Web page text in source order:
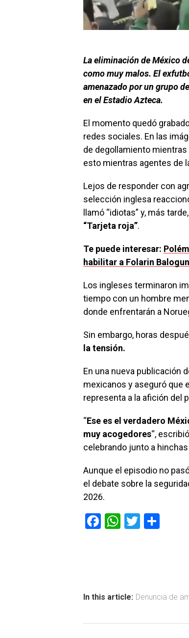
La eliminación de México
como muy malos. El
amenazado por un grupo
en el Estadio Azteca.
El momento quedó
redes sociales. En las
de degollamiento mientras
esto mientras agentes de
Lejos de responder con
selección inglesa
llamó “idiotas” y, más
“Tarjeta roja”.
Te puede interesar:
habilitar a Folarin
Los ingleses terminaron
tiempo con un hombre
donde enfrentarán a
Sin embargo, horas
la tensión.
En una nueva publicación
mexicanos y aseguró que
representa a la afición del
“Ese es el verdadero
muy acogedores“,
celebrando junto a
Aunque el episodio no
el debate sobre la
2026.
F
ok
W
p
T
tir
In this article: Denuncia de